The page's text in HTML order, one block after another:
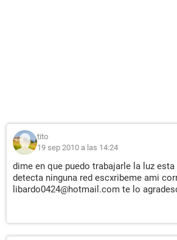
tito
19 sep 2010 a las 14:24
dime en que puedo trabajarle la luz
detecta ninguna red escxribeme ami
libardo0424@hotmail.com te lo